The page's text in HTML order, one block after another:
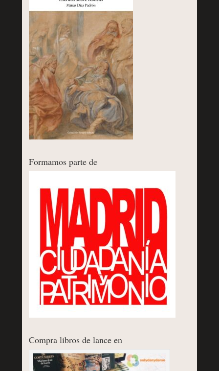
Formamos parte de
Compra libros de lance en